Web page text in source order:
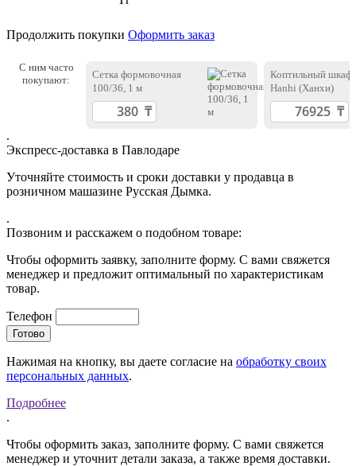
Продолжить покупки Оформить заказ
С ним часто
покупают:
Сетка формовочная
100/36, 1 м
Коптильный шкаф
Hanhi (Ханхи)
.
Экспресс-доставка в Павлодаре
Уточняйте стоимость и сроки доставки у продавца в
розничном машазине Русская Дымка.
.
Позвоним и расскажем о подобном товаре:
Чтобы оформить заявку, заполните форму. С вами свяжется
менеджер и предложит оптимальный по характеристикам
товар.
Телефон
Нажимая на кнопку, вы даете согласие на обработку своих
персональных данных.
Подробнее
.
Чтобы оформить заказ, заполните форму. С вами свяжется
менеджер и уточнит детали заказа, а также время доставки.